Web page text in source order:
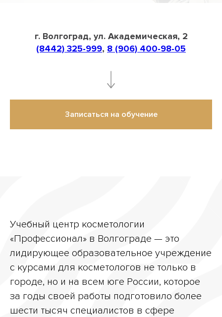
г. Волгоград, ул. Академическая, 2
(8442) 325-999, 8 (906) 400-98-05
Записаться на обучение
Учебный центр косметологии
«Профессионал» в Волгограде — это
лидирующее образовательное учреждение
с курсами для косметологов не только в
городе, но и на всем юге России, которое
за годы своей работы подготовило более
шести тысяч специалистов в сфере